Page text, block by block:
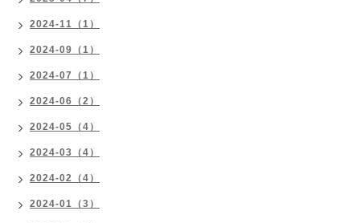
2024-11（1）
2024-09（1）
2024-07（1）
2024-06（2）
2024-05（4）
2024-03（4）
2024-02（4）
2024-01（3）